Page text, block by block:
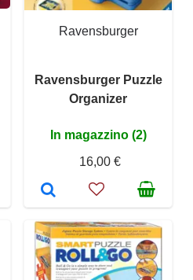
Ravensburger
Ravensburger Puzzle
Organizer
In magazzino (2)
16,00 €